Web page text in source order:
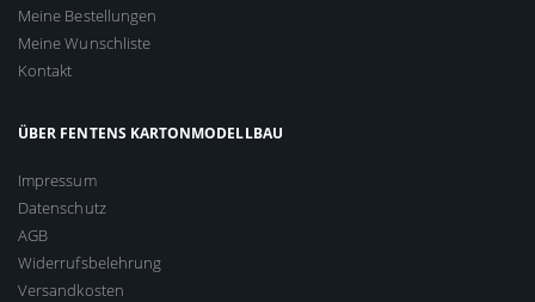
Meine Bestellungen
Meine Wunschliste
Kontakt
ÜBER FENTENS KARTONMODELLBAU
Impressum
Datenschutz
AGB
Widerrufsbelehrung
Versandkosten